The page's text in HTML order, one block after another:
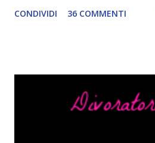
troppo creare un nuovo banner
RAGAZZI nei libri hanno i capelli
CONDIVIDI 36 COMMENTI